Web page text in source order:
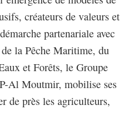
créateurs de valeurs et
partenariale avec
la Pêche Maritime, du
et Forêts, le Groupe
Al Moutmir, mobilise ses
de près les agriculteurs,